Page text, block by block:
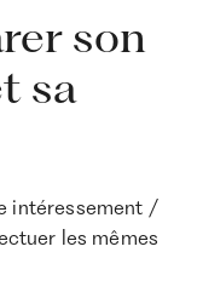
son
sa
intéressement /
les mêmes